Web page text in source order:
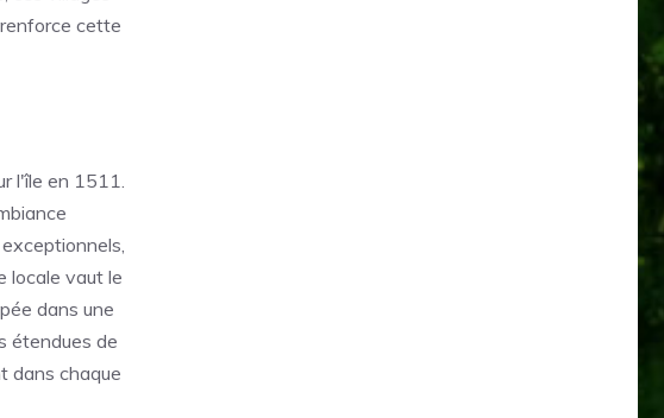
cette
l'île en 1511.
locale vaut le
dans une
étendues de
dans chaque